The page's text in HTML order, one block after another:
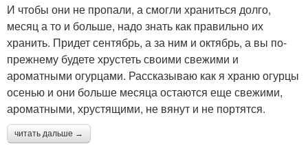
И чтобы они не пропали, а смогли храниться долго,
месяц а то и больше, надо знать как правильно их
хранить. Придет сентябрь, а за ним и октябрь, а вы по-
прежнему будете хрустеть своими свежими и
ароматными огурцами. Рассказываю как я храню огурцы
осенью и они больше месяца остаются еще свежими,
ароматными, хрустящими, не вянут и не портятся.
читать дальше →